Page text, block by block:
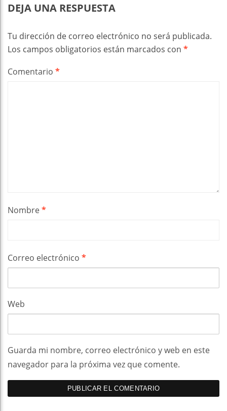
DEJA UNA RESPUESTA
Tu dirección de correo electrónico no será publicada.
Los campos obligatorios están marcados con *
Comentario *
Nombre*
Correo electrónico *
Web
Guarda mi nombre, correo electrónico y web en este
navegador para la próxima vez que comente.